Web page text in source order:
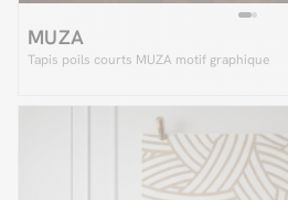
MUZA
Tapis poils courts MUZA motif graphique